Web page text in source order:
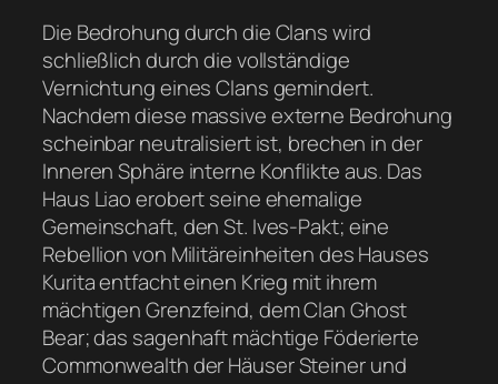
Die Bedrohung durch die Clans wird
schließlich durch die vollständige
Vernichtung eines Clans gemindert.
Nachdem diese massive externe Bedrohung
scheinbar neutralisiert ist, brechen in der
Inneren Sphäre interne Konflikte aus. Das
Haus Liao erobert seine ehemalige
Gemeinschaft, den St. Ives-Pakt; eine
Rebellion von Militäreinheiten des Hauses
Kurita entfacht einen Krieg mit ihrem
mächtigen Grenzfeind, dem Clan Ghost
Bear; das sagenhaft mächtige Föderierte
Commonwealth der Häuser Steiner und